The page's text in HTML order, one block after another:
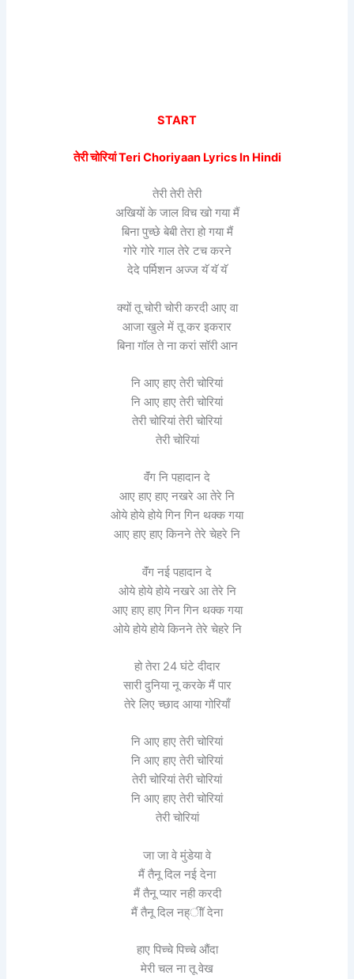
START
तेरी चोरियां Teri Choriyaan Lyrics In Hindi
तेरी तेरी तेरी
अखियों के जाल विच खो गया मैं
बिना पुच्छे बेबी तेरा हो गया मैं
गोरे गोरे गाल तेरे टच करने
देदे पर्मिशन अज्ज यॅ यॅ यॅ
क्यों तू चोरी चोरी करदी आए वा
आजा खुले में तू कर इकरार
बिना गॉल ते ना करां सॉरी आन
नि आए हाए तेरी चोरियां
नि आए हाए तेरी चोरियां
तेरी चोरियां तेरी चोरियां
तेरी चोरियां
वॅंग नि पहादान दे
आए हाए हाए नखरे आ तेरे नि
ओये होये होये गिन गिन थक्क गया
आए हाए हाए किनने तेरे चेहरे नि
वॅंग नई पहादान दे
ओये होये होये नखरे आ तेरे नि
आए हाए हाए गिन गिन थक्क गया
ओये होये होये किनने तेरे चेहरे नि
हो तेरा 24 घंटे दीदार
सारी दुनिया नू करके मैं पार
तेरे लिए च्छाद आया गोरियाँ
नि आए हाए तेरी चोरियां
नि आए हाए तेरी चोरियां
तेरी चोरियां तेरी चोरियां
नि आए हाए तेरी चोरियां
तेरी चोरियां
जा जा वे मुंडेया वे
मैं तैनू दिल नई देना
मैं तैनू प्यार नही करदी
मैं तैनू दिल नह्ीॉ देना
हाए पिच्चे पिच्चे औंदा
मेरी चल ना तू वेख